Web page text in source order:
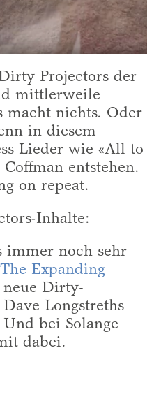
Projectors der
mittlerweile
macht nichts. Oder
in diesem
Lieder wie «All to
entstehen.
on repeat.
Inhalte:
immer noch sehr
Expanding
neue Dirty-
Longstreths
Und bei Solange
dabei.